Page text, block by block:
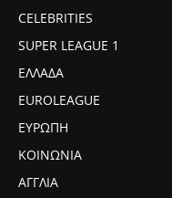
CELEBRITIES
SUPER LEAGUE 1
ΕΛΛΑΔΑ
EUROLEAGUE
ΕΥΡΩΠΗ
ΚΟΙΝΩΝΙΑ
ΑΓΓΛΙΑ